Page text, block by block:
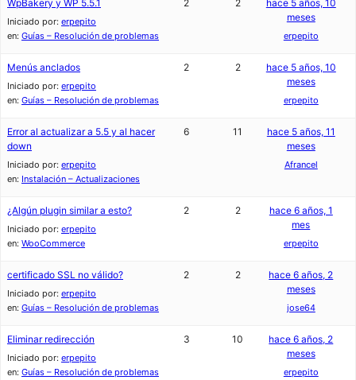
WpBakery y WP 5.5.1
Iniciado por: erpepito
en: Guías – Resolución de problemas
2 2
hace 5 años, 10
meses
erpepito
Menús anclados
Iniciado por: erpepito
en: Guías – Resolución de problemas
2 2
hace 5 años, 10
meses
erpepito
Error al actualizar a 5.5 y al hacer
down
Iniciado por: erpepito
en: Instalación – Actualizaciones
6 11
hace 5 años, 11
meses
Afrancel
¿Algún plugin similar a esto?
Iniciado por: erpepito
en: WooCommerce
2 2
hace 6 años, 1
mes
erpepito
certificado SSL no válido?
Iniciado por: erpepito
en: Guías – Resolución de problemas
2 2
hace 6 años, 2
meses
jose64
Eliminar redirección
Iniciado por: erpepito
en: Guías – Resolución de problemas
3 10
hace 6 años, 2
meses
erpepito